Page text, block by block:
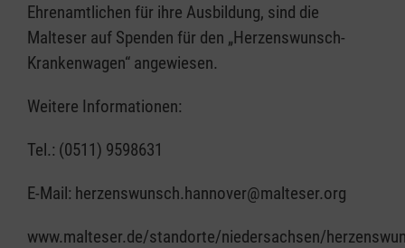
Ehrenamtlichen für ihre Ausbildung, sind die
Malteser auf Spenden für den „Herzenswunsch-
Krankenwagen“ angewiesen.
Weitere Informationen:
Tel.: (0511) 9598631
E-Mail: herzenswunsch.hannover@malteser.org
www.malteser.de/standorte/niedersachsen/